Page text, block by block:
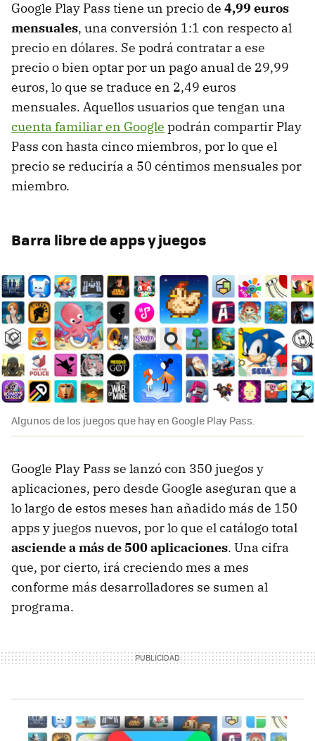
Google Play Pass tiene un precio de 4,99 euros
mensuales, una conversión 1:1 con respecto al
precio en dólares. Se podrá contratar a ese
precio o bien optar por un pago anual de 29,99
euros, lo que se traduce en 2,49 euros
mensuales. Aquellos usuarios que tengan una
cuenta familiar en Google podrán compartir Play
Pass con hasta cinco miembros, por lo que el
precio se reduciría a 50 céntimos mensuales por
miembro.
Barra libre de apps y juegos
Algunos de los juegos que hay en Google Play Pass.
Google Play Pass se lanzó con 350 juegos y
aplicaciones, pero desde Google aseguran que a
lo largo de estos meses han añadido más de 150
apps y juegos nuevos, por lo que el catálogo total
asciende a más de 500 aplicaciones. Una cifra
que, por cierto, irá creciendo mes a mes
conforme más desarrolladores se sumen al
programa.